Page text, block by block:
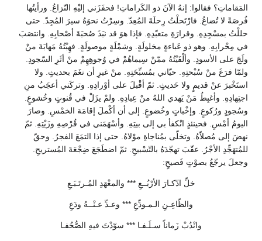
المَقاماتِ؟ فقالوا: إنهُ الآنَ ذو الكَراماتِ! فحفَزَني إليْهِ النّزاعُ. ورأيتُها
فُرصَةً لا تُضاعُ. فارْتَحلْتُ رِحلَةَ المُعِدّ. وسِرْتُ نحوَهُ سيرَ المُجِدّ. حتى
حللْتُ بمسْجِدِهِ. وقرارَةِ متعبّدِهِ. فإذا هوَ قد نبَذَ صُحبَةَ أصْحابِهِ. وانتصَبَ
في مِحْرابِهِ. وهو ذو عَباءةٍ مخلولَةٍ. وشمْلَةٍ موصولَةٍ. فهِبْتُهُ مَهابَةَ منْ
ولَجَ على الأسودِ. وألْفَيْتُهُ ممّنْ سِيماهُمْ في وُجوهِهِمْ منْ أثَرِ السّجودِ.
ولمّا فرَغَ منْ سُبْحتِهِ. حيّاني بمُسبِّحَتِهِ. منْ غيرِ أن نغَمَ بحديثٍ. ولا
استَخْبرَ عنْ قديمٍ ولا حَديثٍ. ثمّ أقْبلَ على أوْرادِهِ. وتركَني أعجَبُ منِ
اجتِهادِهِ. وأغبِطُ مَنْ يَهدي اللهُ منْ عِبادِهِ. ولمْ يزَلْ في قُنوتٍ وخُشوعٍ.
وسُجودٍ ورُكوعٍ. وإخْباتٍ وخُضوعٍ. إلى أن أكْملَ إقامَة الخمْسِ. وصارَ
اليومُ أمْسِ. فحينئذٍ انْكفأ بي إلى بيتِهِ. وأسْهَمَني في قُرْصِهِ وزَيْتِهِ. ثمّ
نهضَ إلى مُصلاّهُ. وتخلّى بمُناجاةِ موْلاهُ. حتى إذا التمَعَ الفجرُ. وحقّ
للمُتهَجِّدِ الأجْرُ. عقّبَ تهجّدَهُ بالتّسْبيحِ. ثمّ اضطَجَعَ ضِجْعَةَ المُستريحِ.
وجعلَ يرجّعُ بصوْتٍ فَصيحٍ:
خلِّ ادّكـارَ الأرْبُــعِ *** والمعْهَدِ المُـرتَـبَـعِ
والظّاعِـنِ الـمـودِّعِ *** وعـدِّ عـنْــهُ ودَعِ
وانْدُبْ زَماناً سـلَـفـا *** سوّدْتَ فيهِ الصُّحُفـا